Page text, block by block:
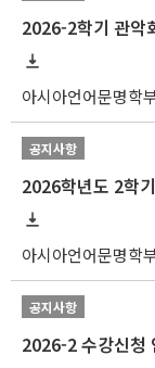
2026-2학기 관악
아시아언어문명학
공지사항
아시아언어문명학
공지사항
2026-2 수강신청